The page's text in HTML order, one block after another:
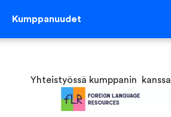
Kumppanuudet
Yhteistyössä kumppanin kanssa